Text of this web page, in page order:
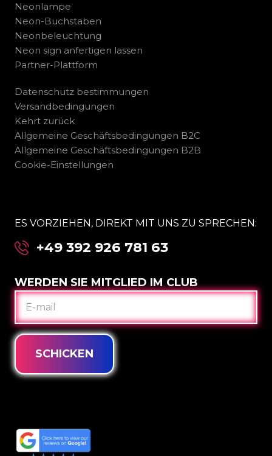
Neonlampe
Neon-Buchstaben
Neonbeleuchtung
Neon sign anfertigen lassen
Partner-Plattform
Datenschutz bestimmungen
Versandbedingungen
Kehrt zurück
Allgemeine Geschäftsbedingungen B2C
Allgemeine Geschäftsbedingungen B2B
Cookie-Einstellungen
ES VORZIEHEN, DIREKT MIT UNS ZU SPRECHEN:
+49 392 926 781 63
WERDEN SIE MITGLIED IM CLUB
E-
MAIL
SCHICKEN